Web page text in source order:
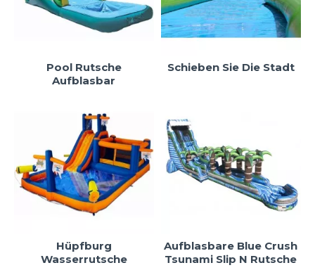
Pool Rutsche
Aufblasbar
Schieben Sie Die Stadt
Hüpfburg
Wasserrutsche
Aufblasbare Blue Crush
Tsunami Slip N Rutsche